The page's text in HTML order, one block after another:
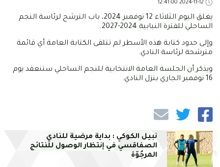
يغلق اليوم الثلاثاء 12 نوفمبر 2024، باب الترشح لرئاسة النجم
الساحلي للفترة النيابية 2024-2027.
وإلى حدود كتابة هذه الأسطر لم تتلقى الكتابة العامة أي قائمة
مترشحة لرئاسة النادي.
ويذكر أن الجلسة العامة الانتخابية للنجم الساحلي ستنعقد يوم
16 نوفمبر الجاري بنزل النادي.
نبيل الكوكي : بداية مرضية للنادي
الصفاقسي في إنتظار الوصول للنتائج
المرجُوّة